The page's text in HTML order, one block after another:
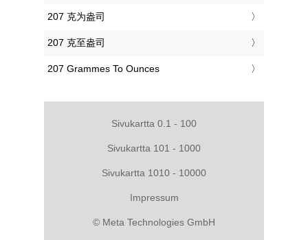
‎207 克为盎司
‎207 克至盎司
‎207 Grammes To Ounces
Sivukartta 0.1 - 100
Sivukartta 101 - 1000
Sivukartta 1010 - 10000
Impressum
© Meta Technologies GmbH